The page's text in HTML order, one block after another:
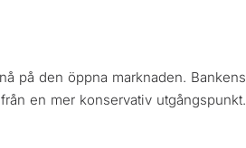
på den öppna marknaden. Bankens
en mer konservativ utgångspunkt.